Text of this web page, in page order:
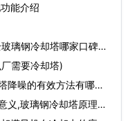
能介绍
璃钢冷却塔哪家口碑好)
需要冷却塔)
降噪的有效方法有哪
义,玻璃钢冷却塔原理…